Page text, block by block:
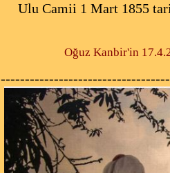
Ulu Camii 1 Mart 1855
Oğuz Kanbir'in